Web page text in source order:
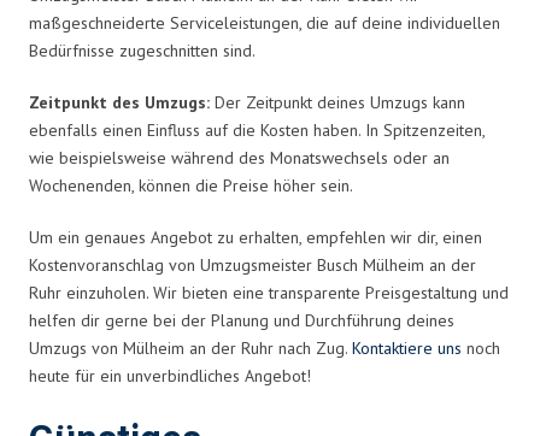
maßgeschneiderte Serviceleistungen, die auf deine individuellen
Bedürfnisse zugeschnitten sind.
Zeitpunkt des Umzugs: Der Zeitpunkt deines Umzugs kann
ebenfalls einen Einfluss auf die Kosten haben. In Spitzenzeiten,
wie beispielsweise während des Monatswechsels oder an
Wochenenden, können die Preise höher sein.
Um ein genaues Angebot zu erhalten, empfehlen wir dir, einen
Kostenvoranschlag von Umzugsmeister Busch Mülheim an der
Ruhr einzuholen. Wir bieten eine transparente Preisgestaltung und
helfen dir gerne bei der Planung und Durchführung deines
Umzugs von Mülheim an der Ruhr nach Zug. Kontaktiere uns noch
heute für ein unverbindliches Angebot!